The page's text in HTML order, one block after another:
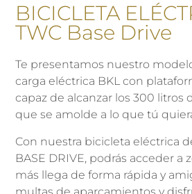
BICICLETA
TWC Base Drive
Te presentamos nuestro
carga eléctrica BKL con
capaz de alcanzar los 300 litros
que se amolde a lo que tú
Con nuestra bicicleta eléctrica
BASE DRIVE, podrás acceder a
más llega de forma rápida y